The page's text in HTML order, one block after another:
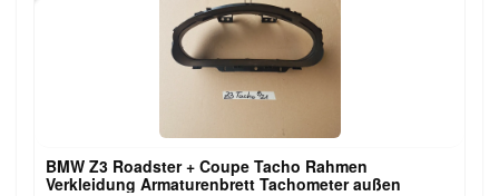
BMW Z3 Roadster + Coupe Tacho Rahmen
Verkleidung Armaturenbrett Tachometer außen